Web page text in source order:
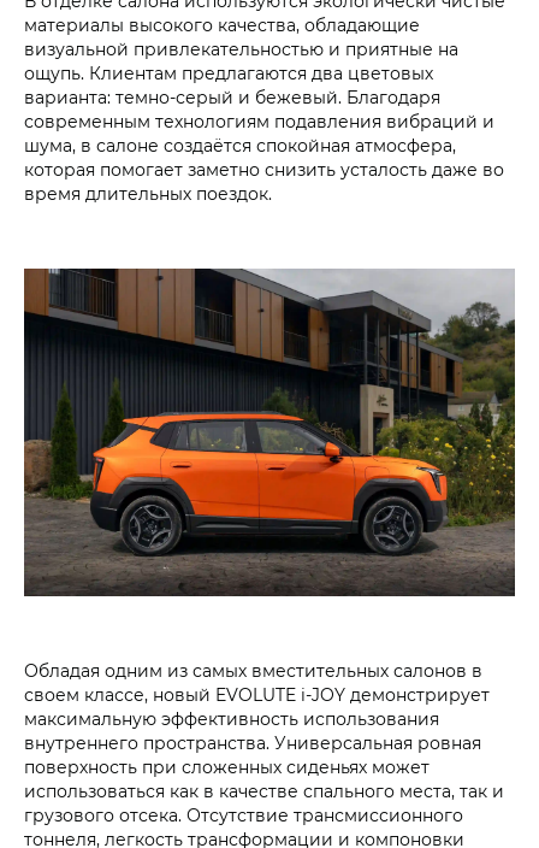
материалы высокого качества, обладающие
визуальной привлекательностью и приятные на
ощупь. Клиентам предлагаются два цветовых
варианта: темно-серый и бежевый. Благодаря
современным технологиям подавления вибраций и
шума, в салоне создаётся спокойная атмосфера,
которая помогает заметно снизить усталость даже во
время длительных поездок.
Обладая одним из самых вместительных салонов в
своем классе, новый EVOLUTE i‑JOY демонстрирует
максимальную эффективность использования
внутреннего пространства. Универсальная ровная
поверхность при сложенных сиденьях может
использоваться как в качестве спального места, так и
грузового отсека. Отсутствие трансмиссионного
тоннеля, легкость трансформации и компоновки